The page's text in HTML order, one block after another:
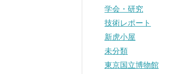
学会・研究
技術レポート
新虎小屋
未分類
東京国立博物館